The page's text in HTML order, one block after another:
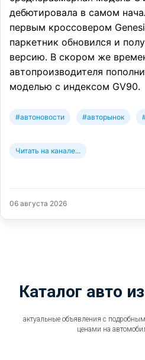
дебютировала в самом
первым кроссовером
паркетник обновился и
версию. В скором же
автопроизводителя
моделью с индексом GV90.
#автоновости #авторынок
Читать на канале...
06 августа 2026
Каталог авто
актуальные объявления с
ценами на